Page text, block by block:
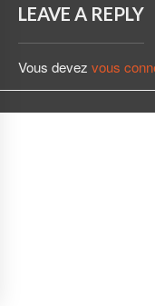
LEAVE A REPLY
Vous devez vous